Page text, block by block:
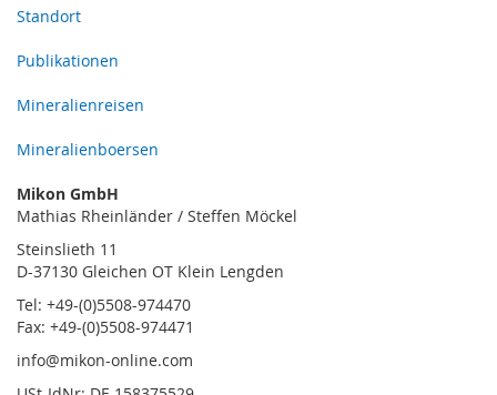
Standort
Publikationen
Mineralienreisen
Mineralienboersen
Mikon GmbH
Mathias Rheinländer / Steffen Möckel
Steinslieth 11
D-37130 Gleichen OT Klein Lengden
Tel: +49-(0)5508-974470
Fax: +49-(0)5508-974471
info@mikon-online.com